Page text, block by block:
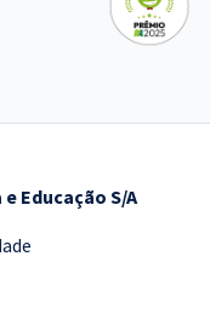
Educação S/A